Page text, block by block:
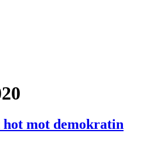
mot demokratin